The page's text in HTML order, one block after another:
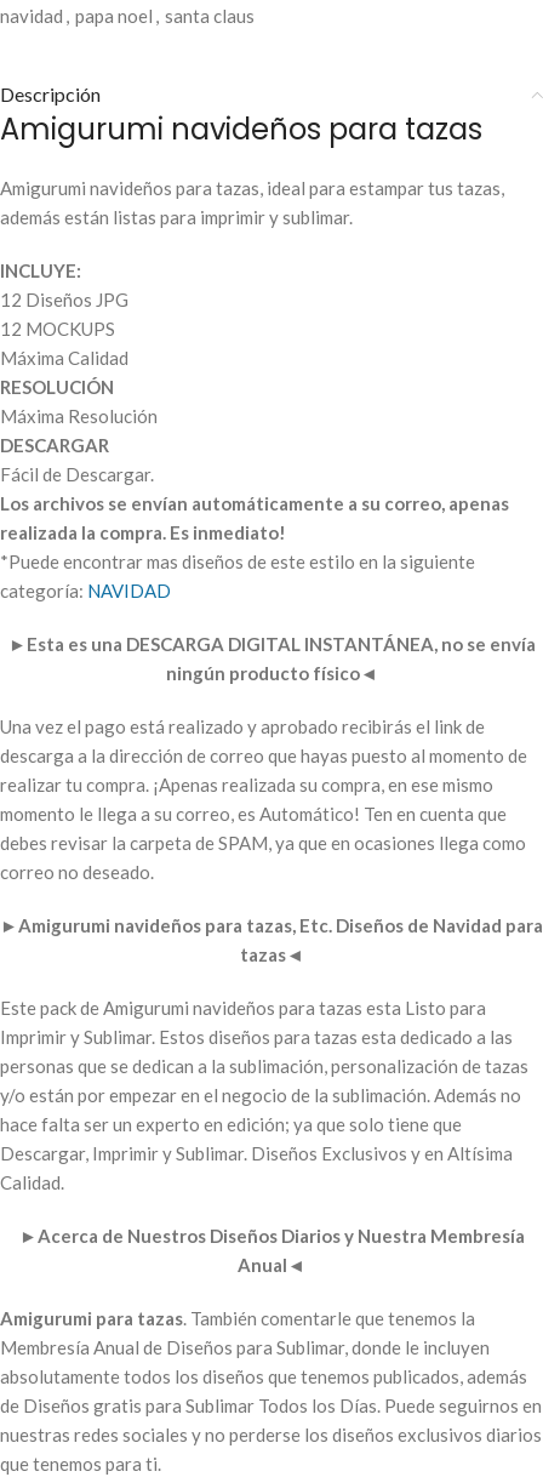
navidad , papa noel , santa claus
Descripción
Amigurumi navideños para tazas
Amigurumi navideños para tazas, ideal para estampar tus tazas,
además están listas para imprimir y sublimar.
INCLUYE:
12 Diseños JPG
12 MOCKUPS
Máxima Calidad
RESOLUCIÓN
Máxima Resolución
DESCARGAR
Fácil de Descargar.
Los archivos se envían automáticamente a su correo, apenas
realizada la compra. Es inmediato!
*Puede encontrar mas diseños de este estilo en la siguiente
categoría: NAVIDAD
► Esta es una DESCARGA DIGITAL INSTANTÁNEA, no se envía
ningún producto físico◄
Una vez el pago está realizado y aprobado recibirás el link de
descarga a la dirección de correo que hayas puesto al momento de
realizar tu compra. ¡Apenas realizada su compra, en ese mismo
momento le llega a su correo, es Automático! Ten en cuenta que
debes revisar la carpeta de SPAM, ya que en ocasiones llega como
correo no deseado.
►Amigurumi navideños para tazas, Etc. Diseños de Navidad para
tazas◄
Este pack de Amigurumi navideños para tazas esta Listo para
Imprimir y Sublimar. Estos diseños para tazas esta dedicado a las
personas que se dedican a la sublimación, personalización de tazas
y/o están por empezar en el negocio de la sublimación. Además no
hace falta ser un experto en edición; ya que solo tiene que
Descargar, Imprimir y Sublimar. Diseños Exclusivos y en Altísima
Calidad.
►Acerca de Nuestros Diseños Diarios y Nuestra Membresía
Anual ◄
Amigurumi para tazas. También comentarle que tenemos la
Membresía Anual de Diseños para Sublimar, donde le incluyen
absolutamente todos los diseños que tenemos publicados, además
de Diseños gratis para Sublimar Todos los Días. Puede seguirnos en
nuestras redes sociales y no perderse los diseños exclusivos diarios
que tenemos para ti.